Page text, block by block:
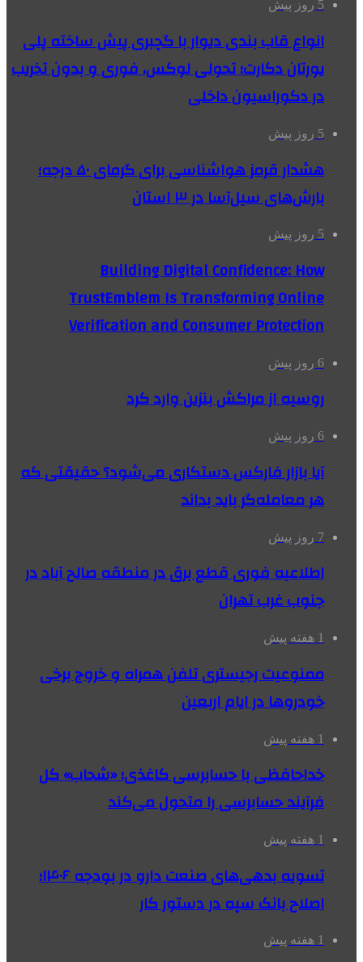
5 روز پیش
انواع قاب بندی دیوار با گچبری پیش ساخته پلی
یورتان دکارت؛ تحولی لوکس، فوری و بدون تخریب
در دکوراسیون داخلی
5 روز پیش
هشدار قرمز هواشناسی برای گرمای ۵۰ درجه؛
بارش‌های سیل‌آسا در ۳ استان
5 روز پیش
Building Digital Confidence: How
TrustEmblem Is Transforming Online
Verification and Consumer Protection
6 روز پیش
روسیه از مراکش بنزین وارد کرد
6 روز پیش
آیا بازار فارکس دستکاری می‌شود؟ حقیقتی که
هر معامله‌گر باید بداند
7 روز پیش
اطلاعیه فوری قطع برق در منطقه صالح آباد در
جنوب غرب تهران
1 هفته پیش
ممنوعیت رجیستری تلفن همراه و خروج برخی
خودروها در ایام اربعین
1 هفته پیش
خداحافظی با حسابرسی کاغذی؛ «شحاب» کل
فرآیند حسابرسی را متحول می‌کند
1 هفته پیش
تسویه بدهی‌های صنعت دارو در بودجه ۱۴۰۶؛
اصلاح بانک سپه در دستور کار
1 هفته پیش